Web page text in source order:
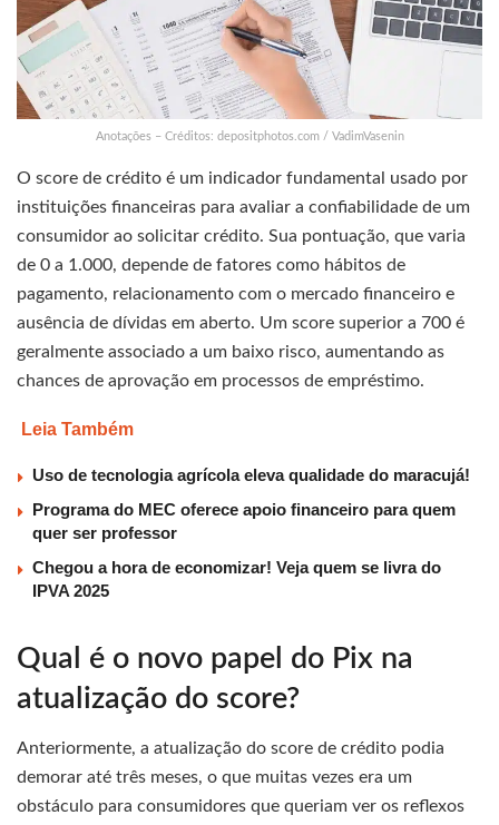
Anotações – Créditos: depositphotos.com / VadimVasenin
O score de crédito é um indicador fundamental usado por
instituições financeiras para avaliar a confiabilidade de um
consumidor ao solicitar crédito. Sua pontuação, que varia
de 0 a 1.000, depende de fatores como hábitos de
pagamento, relacionamento com o mercado financeiro e
ausência de dívidas em aberto. Um score superior a 700 é
geralmente associado a um baixo risco, aumentando as
chances de aprovação em processos de empréstimo.
Leia Também
Uso de tecnologia agrícola eleva qualidade do maracujá!
Programa do MEC oferece apoio financeiro para quem
quer ser professor
Chegou a hora de economizar! Veja quem se livra do
IPVA 2025
Qual é o novo papel do Pix na
atualização do score?
Anteriormente, a atualização do score de crédito podia
demorar até três meses, o que muitas vezes era um
obstáculo para consumidores que queriam ver os reflexos